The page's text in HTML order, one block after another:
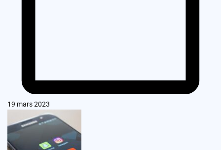
19 mars 2023